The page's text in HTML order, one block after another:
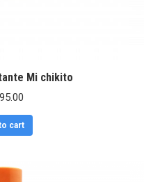
Mi chikito
95.00
cart